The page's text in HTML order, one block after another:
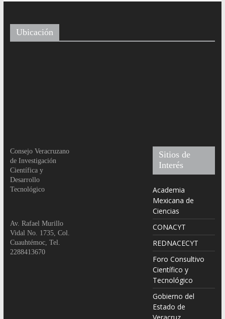
Ubicación
Consejo Veracruzano
de Investigación
Científica y
Desarrollo
Tecnológico
Av. Rafael Murillo
Vidal No. 1735, Col.
Cuauhtémoc, Tel.
2288413670
Sitios de
Interés
Academia
Mexicana de
Ciencias
CONACYT
REDNACECYT
Foro Consultivo
Científico y
Tecnológico
Gobierno del
Estado de